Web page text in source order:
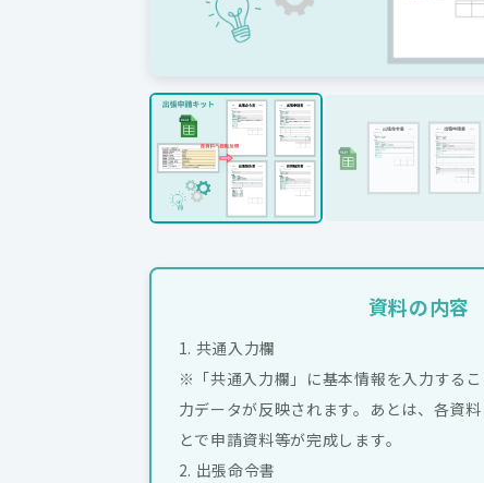
資料の内容
1. 共通入力欄
※「共通入力欄」に基本情報を入力する
力データが反映されます。あとは、各資
とで申請資料等が完成します。
2. 出張命令書